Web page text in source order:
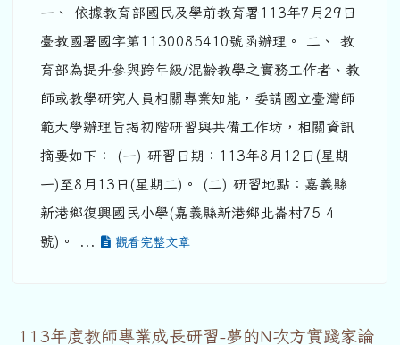
一、 依據教育部國民及學前教育署113年7月29日
臺教國署國字第1130085410號函辦理。 二、 教
育部為提升參與跨年級/混齡教學之實務工作者、教
師或教學研究人員相關專業知能，委請國立臺灣師
範大學辦理旨揭初階研習與共備工作坊，相關資訊
摘要如下： (一) 研習日期：113年8月12日(星期
一)至8月13日(星期二)。 (二) 研習地點：嘉義縣
新港鄉復興國民小學(嘉義縣新港鄉北崙村75-4
號)。 ...
觀看完整文章
113年度教師專業成長研習-夢的N次方實踐家論